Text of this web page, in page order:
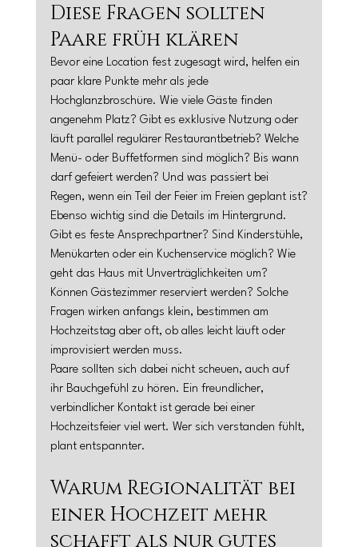
Diese Fragen sollten
Paare früh klären
Bevor eine Location fest zugesagt wird, helfen ein
paar klare Punkte mehr als jede
Hochglanzbroschüre. Wie viele Gäste finden
angenehm Platz? Gibt es exklusive Nutzung oder
läuft parallel regulärer Restaurantbetrieb? Welche
Menü- oder Buffetformen sind möglich? Bis wann
darf gefeiert werden? Und was passiert bei
Regen, wenn ein Teil der Feier im Freien geplant ist?
Ebenso wichtig sind die Details im Hintergrund.
Gibt es feste Ansprechpartner? Sind Kinderstühle,
Menükarten oder ein Kuchenservice möglich? Wie
geht das Haus mit Unverträglichkeiten um?
Können Gästezimmer reserviert werden? Solche
Fragen wirken anfangs klein, bestimmen am
Hochzeitstag aber oft, ob alles leicht läuft oder
improvisiert werden muss.
Paare sollten sich dabei nicht scheuen, auch auf
ihr Bauchgefühl zu hören. Ein freundlicher,
verbindlicher Kontakt ist gerade bei einer
Hochzeitsfeier viel wert. Wer sich verstanden fühlt,
plant entspannter.
Warum Regionalität bei
einer Hochzeit mehr
schafft als nur gutes